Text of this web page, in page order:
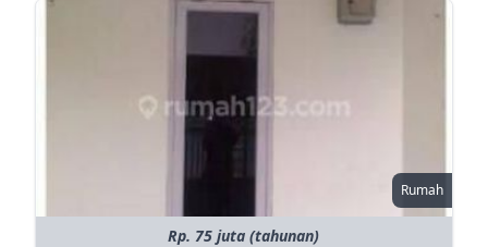
Rumah
Rp. 75 juta (tahunan)